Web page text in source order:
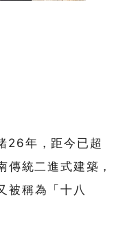
26年，距今已超
統二進式建築，
被稱為「十八